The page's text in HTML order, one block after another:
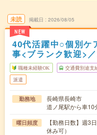
未読
NEW
掲載日 2026/08/05
40代活躍中○個別ケ
事<ブランク歓迎>
職種未経験OK 交通費別途支
派遣
勤務地
長崎県長崎市
道ノ尾駅から車10
曜日頻度
【勤務日数】週3
休み可）